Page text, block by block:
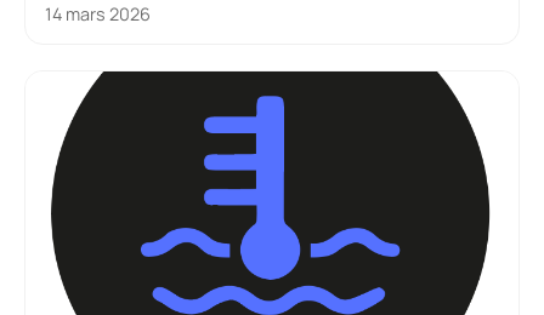
14 mars 2026